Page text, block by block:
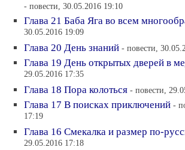
- повести, 30.05.2016 19:10
Глава 21 Баба Яга во всем
30.05.2016 19:09
Глава 20 День знаний - повести,
Глава 19 День открытых дверей в
29.05.2016 17:35
Глава 18 Пора колоться - повести,
Глава 17 В поисках приключений -
17:19
Глава 16 Смекалка и размер по-
29.05.2016 17:18